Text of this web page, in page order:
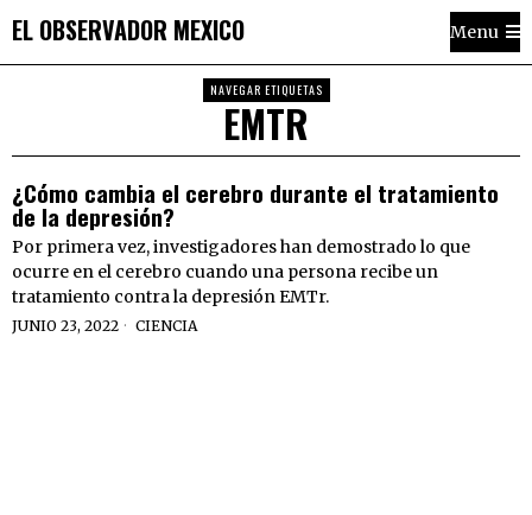
EL OBSERVADOR MEXICO Menu
NAVEGAR ETIQUETAS
EMTR
¿Cómo cambia el cerebro durante el tratamiento
de la depresión?
Por primera vez, investigadores han demostrado lo que
ocurre en el cerebro cuando una persona recibe un
tratamiento contra la depresión EMTr.
JUNIO 23, 2022 CIENCIA